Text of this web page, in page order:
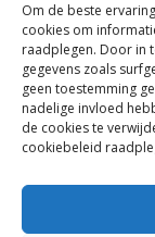
Om de beste
cookies om
raadplegen. Door in
gegevens zoals
geen toestemming
nadelige invloed
de cookies te
cookiebeleid
Beloningsbeleid
Ik wil graag op